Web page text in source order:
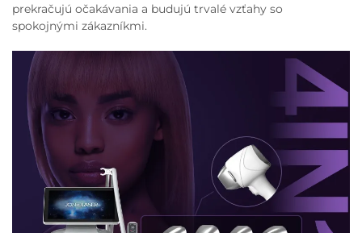
prekračujú očakávania a budujú trvalé vzťahy so
spokojnými zákazníkmi.